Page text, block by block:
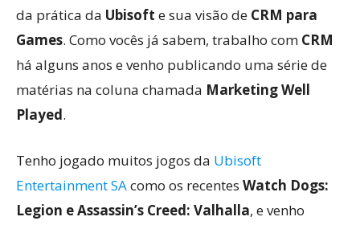
da prática da Ubisoft e sua visão de CRM para
Games. Como vocês já sabem, trabalho com CRM
há alguns anos e venho publicando uma série de
matérias na coluna chamada Marketing Well
Played.
Tenho jogado muitos jogos da Ubisoft
Entertainment SAcomo os recentes Watch Dogs:
Legion e Assassin’s Creed: Valhalla, e venho